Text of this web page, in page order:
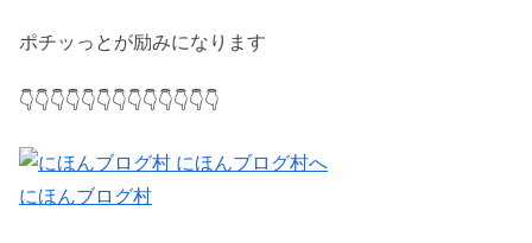
ポチッっとが励みになります
👇👇👇👇👇👇👇👇👇👇👇👇👇
にほんブログ村